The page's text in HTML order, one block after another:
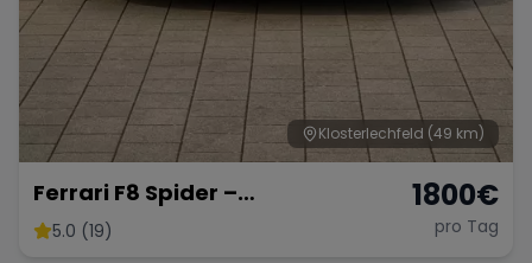
Klosterlechfeld (49 km)
Ferrari F8 Spider –
Atemberaubendes Cabrio
5.0 (19)
1800€
pro Tag